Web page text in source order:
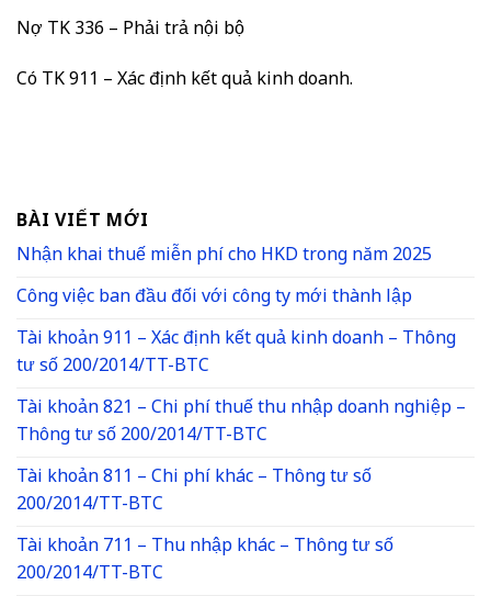
Nợ TK 336 – Phải trả nội bộ
Có TK 911 – Xác định kết quả kinh doanh.
BÀI VIẾT MỚI
Nhận khai thuế miễn phí cho HKD trong năm 2025
Công việc ban đầu đối với công ty mới thành lập
Tài khoản 911 – Xác định kết quả kinh doanh – Thông
tư số 200/2014/TT-BTC
Tài khoản 821 – Chi phí thuế thu nhập doanh nghiệp –
Thông tư số 200/2014/TT-BTC
Tài khoản 811 – Chi phí khác – Thông tư số
200/2014/TT-BTC
Tài khoản 711 – Thu nhập khác – Thông tư số
200/2014/TT-BTC